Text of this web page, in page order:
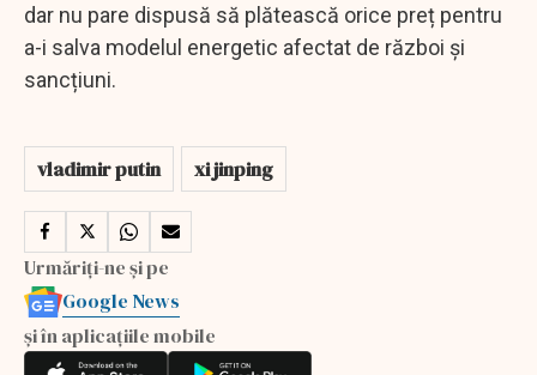
dar nu pare dispusă să plătească orice preț pentru
a-i salva modelul energetic afectat de război și
sancțiuni.
vladimir putin xi jinping
Urmăriți-ne și pe
Google News
și în aplicațiile mobile